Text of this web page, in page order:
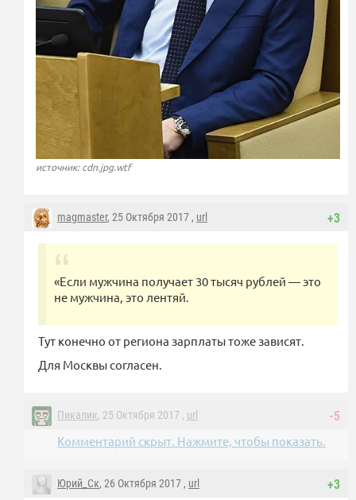
источник: cdn.jpg.wtf
+3
magmaster, 25 Октября 2017 , url
«Если мужчина получает 30 тысяч рублей — это
не мужчина, это лентяй.
Тут конечно от региона зарплаты тоже зависят.
Для Москвы согласен.
-5
Пикалик, 25 Октября 2017 , url
Комментарий скрыт. Нажмите, чтобы показать.
+3
Юрий_Ск, 26 Октября 2017 , url